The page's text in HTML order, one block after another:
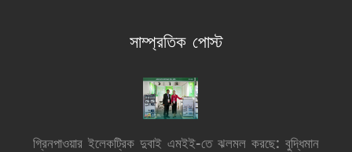
সাম্প্রতিক পোস্ট
গ্রিনপাওয়ার ইলেকট্রিক দুবাই এমইই-তে ঝলমল করছে: বুদ্ধিমান